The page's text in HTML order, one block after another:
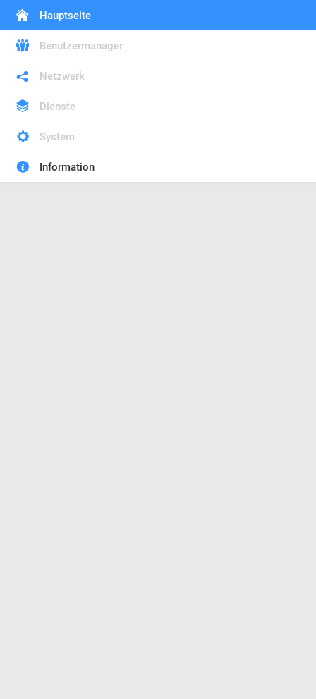
Hauptseite
Benutzermanager
Netzwerk
Dienste
System
Information